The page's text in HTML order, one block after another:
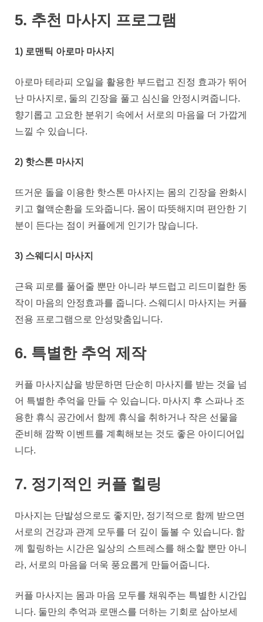
5. 추천 마사지 프로그램
1) 로맨틱 아로마 마사지
아로마 테라피 오일을 활용한 부드럽고 진정 효과가 뛰어
난 마사지로, 둘의 긴장을 풀고 심신을 안정시켜줍니다.
향기롭고 고요한 분위기 속에서 서로의 마음을 더 가깝게
느낄 수 있습니다.
2) 핫스톤 마사지
뜨거운 돌을 이용한 핫스톤 마사지는 몸의 긴장을 완화시
키고 혈액순환을 도와줍니다. 몸이 따뜻해지며 편안한 기
분이 든다는 점이 커플에게 인기가 많습니다.
3) 스웨디시 마사지
근육 피로를 풀어줄 뿐만 아니라 부드럽고 리드미컬한 동
작이 마음의 안정효과를 줍니다. 스웨디시 마사지는 커플
전용 프로그램으로 안성맞춤입니다.
6. 특별한 추억 제작
커플 마사지샵을 방문하면 단순히 마사지를 받는 것을 넘
어 특별한 추억을 만들 수 있습니다. 마사지 후 스파나 조
용한 휴식 공간에서 함께 휴식을 취하거나 작은 선물을
준비해 깜짝 이벤트를 계획해보는 것도 좋은 아이디어입
니다.
7. 정기적인 커플 힐링
마사지는 단발성으로도 좋지만, 정기적으로 함께 받으면
서로의 건강과 관계 모두를 더 깊이 돌볼 수 있습니다. 함
께 힐링하는 시간은 일상의 스트레스를 해소할 뿐만 아니
라, 서로의 마음을 더욱 풍요롭게 만들어줍니다.
커플 마사지는 몸과 마음 모두를 채워주는 특별한 시간입
니다. 둘만의 추억과 로맨스를 더하는 기회로 삼아보세